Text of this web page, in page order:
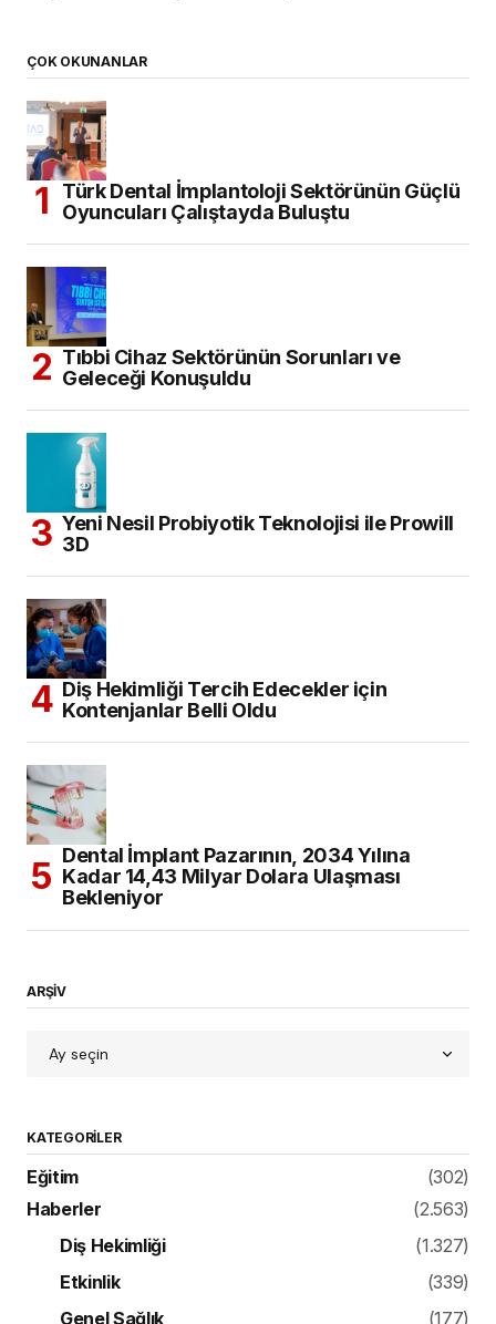
ÇOK OKUNANLAR
Türk Dental İmplantoloji Sektörünün Güçlü
Oyuncuları Çalıştayda Buluştu
Tıbbi Cihaz Sektörünün Sorunları ve
Geleceği Konuşuldu
Yeni Nesil Probiyotik Teknolojisi ile Prowill
3D
Diş Hekimliği Tercih Edecekler için
Kontenjanlar Belli Oldu
Dental İmplant Pazarının, 2034 Yılına
Kadar 14,43 Milyar Dolara Ulaşması
Bekleniyor
ARŞİV
KATEGORILER
Eğitim
(302)
Haberler
(2.563)
Diş Hekimliği
(1.327)
Etkinlik
(339)
Genel Sağlık
(177)